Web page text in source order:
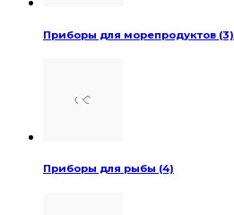
Приборы для морепродуктов (3)
Приборы для рыбы (4)